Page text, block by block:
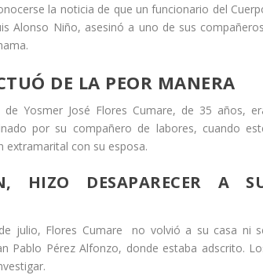
la noticia de que un funcionario del
Alonso Niño, asesinó a uno de sus
DE LA PEOR MANERA
Yosmer José Flores Cumare, de 35 años,
por su compañero de labores, cuando
extramarital con su esposa.
HIZO DESAPARECER A
julio, Flores Cumare no volvió a su casa ni
Pablo Pérez Alfonzo, donde estaba adscrito.